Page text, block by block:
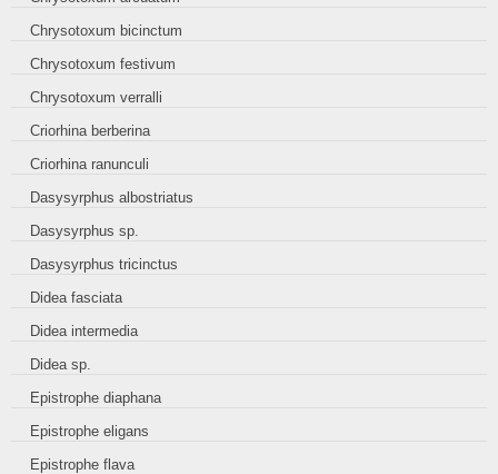
Chrysotoxum bicinctum
Chrysotoxum festivum
Chrysotoxum verralli
Criorhina berberina
Criorhina ranunculi
Dasysyrphus albostriatus
Dasysyrphus sp.
Dasysyrphus tricinctus
Didea fasciata
Didea intermedia
Didea sp.
Epistrophe diaphana
Epistrophe eligans
Epistrophe flava